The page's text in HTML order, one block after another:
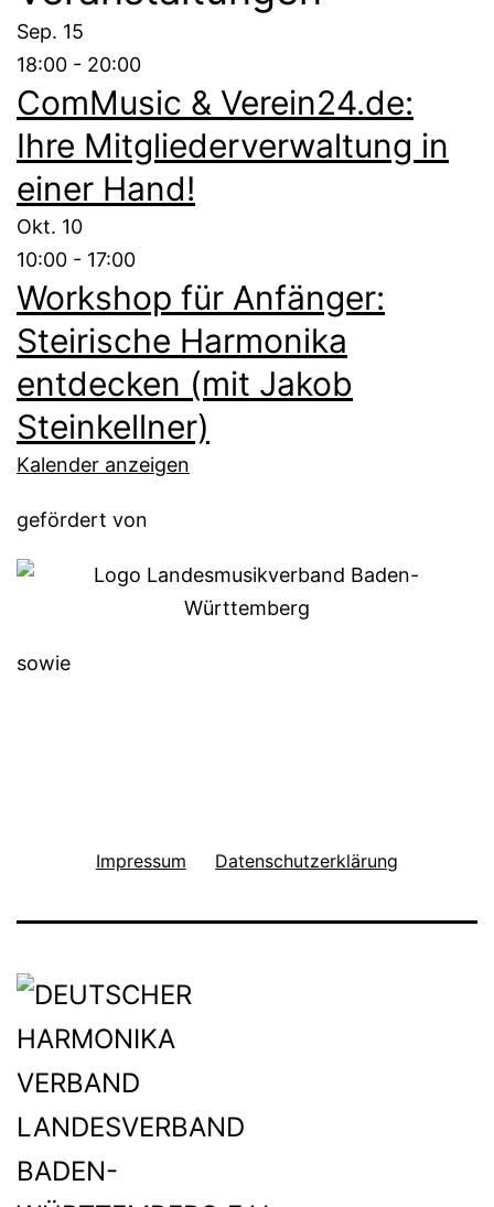
Sep. 15
18:00 - 20:00
ComMusic & Verein24.de:
Ihre Mitgliederverwaltung in
einer Hand!
Okt. 10
10:00 - 17:00
Workshop für Anfänger:
Steirische Harmonika
entdecken (mit Jakob
Steinkellner)
Kalender anzeigen
gefördert von
sowie
Impressum Datenschutzerklärung